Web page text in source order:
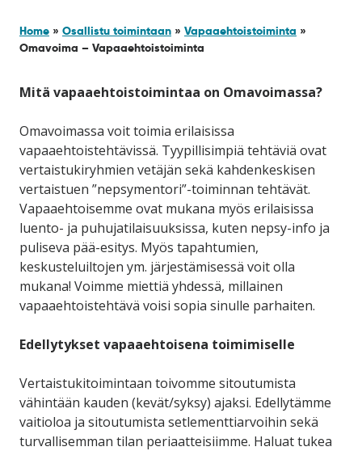
Home » Osallistu toimintaan » Vapaaehtoistoiminta »
Omavoima – Vapaaehtoistoiminta
Mitä vapaaehtoistoimintaa on Omavoimassa?
Omavoimassa voit toimia erilaisissa
vapaaehtoistehtävissä. Tyypillisimpiä tehtäviä ovat
vertaistukiryhmien vetäjän sekä kahdenkeskisen
vertaistuen ”nepsymentori”-toiminnan tehtävät.
Vapaaehtoisemme ovat mukana myös erilaisissa
luento- ja puhujatilaisuuksissa, kuten nepsy-info ja
puliseva pää-esitys. Myös tapahtumien,
keskusteluiltojen ym. järjestämisessä voit olla
mukana! Voimme miettiä yhdessä, millainen
vapaaehtoistehtävä voisi sopia sinulle parhaiten.
Edellytykset vapaaehtoisena toimimiselle
Vertaistukitoimintaan toivomme sitoutumista
vähintään kauden (kevät/syksy) ajaksi. Edellytämme
vaitioloa ja sitoutumista setlementtiarvoihin sekä
turvallisemman tilan periaatteisiimme. Haluat tukea